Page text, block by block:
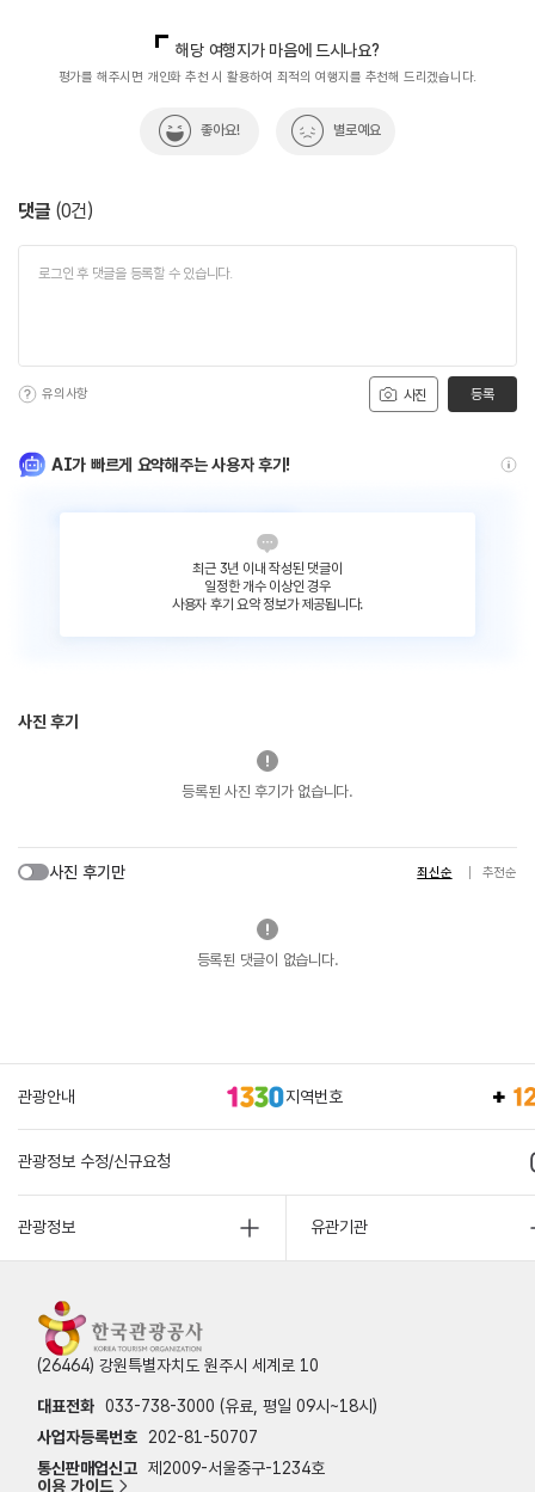
해당 여행지가 마음에 드시나요?
평가를 해주시면 개인화 추천 시 활용하여 최적의 여행지를 추천해 드리겠습니다.
좋아요! 별로예요
댓글 (0건)
사진
유의사항 등록
AI가 빠르게 요약해주는 사용자 후기!
최근 3년 이내 작성된 댓글이
일정한 개수 이상인 경우
사용자 후기 요약 정보가 제공됩니다.
사진 후기
등록된 사진 후기가 없습니다.
사진 후기만 최신순 추천순
등록된 댓글이 없습니다.
관광안내 지역번호
관광정보 수정/신규요청
관광정보 유관기관
(26464) 강원특별자치도 원주시 세계로 10
대표전화 033-738-3000 (유료, 평일 09시~18시)
사업자등록번호
202-81-50707
통신판매업신고 제2009-서울중구-1234호
이용 가이드